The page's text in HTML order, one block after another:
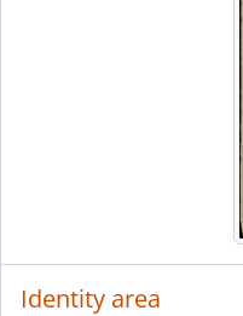
Identity area